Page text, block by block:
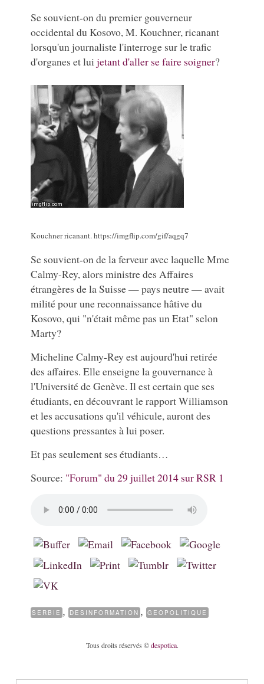
Se souvient-on du premier gouverneur
occidental du Kosovo, M. Kouchner, ricanant
lorsqu'un journaliste l'interroge sur le trafic
d'organes et luijetant d'aller se faire soigner?
Kouchner ricanant. https://imgflip.com/gif/aqgq7
Se souvient-on de la ferveur avec laquelle Mme
Calmy-Rey, alors ministre des Affaires
étrangères de la Suisse — pays neutre — avait
milité pour une reconnaissance hâtive du
Kosovo, qui "n'était même pas un Etat" selon
Marty?
Micheline Calmy-Rey est aujourd'hui retirée
des affaires. Elle enseigne la gouvernance à
l'Université de Genève. Il est certain que ses
étudiants, en découvrant le rapport Williamson
et les accusations qu'il véhicule, auront des
questions pressantes à lui poser.
Et pas seulement ses étudiants…
Source: "Forum" du 29 juillet 2014 sur RSR 1
SERBIE ,DESINFORMATION ,GEOPOLITIQUE
Tous droits réservés ©despotica.